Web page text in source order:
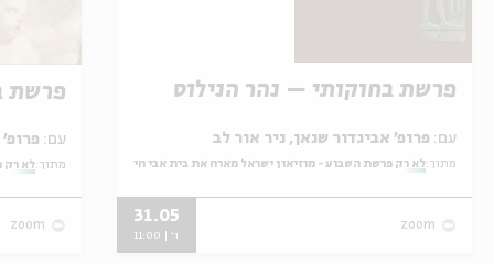
פרשת בחוקותי – נהר הנילוס
עם:
מתוך: לא רק פרשת השבוע - מוזיאון ישראל מארח את בית אבי חי
zoom
31.05
ו' | 11:00
פרשת
עם:
מתוך: לא רק
zoom